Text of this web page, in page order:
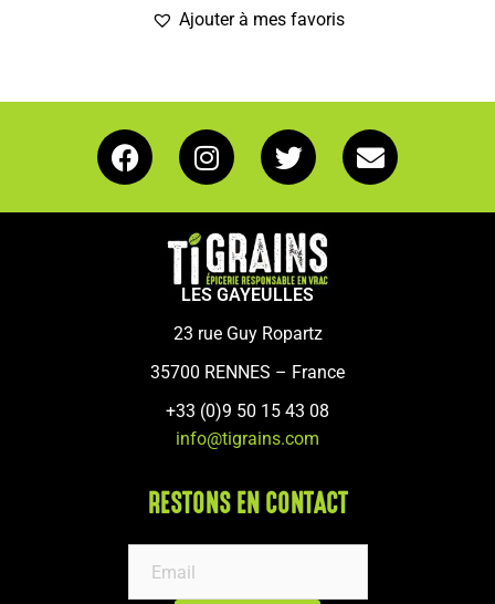
Ajouter à mes favoris
LES GAYEULLES
23 rue Guy Ropartz
35700 RENNES – France
+33 (0)9 50 15 43 08
info@tigrains.com
RESTONS EN CONTACT